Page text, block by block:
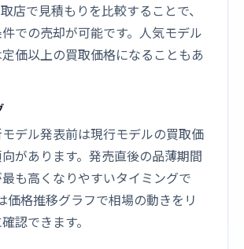
店で見積もりを比較することで、
での売却が可能です。人気モデル
価以上の買取価格になることもあ
デル発表前は現行モデルの買取価
があります。発売直後の品薄期間
も高くなりやすいタイミングで
価格推移グラフで相場の動きをリ
認できます。